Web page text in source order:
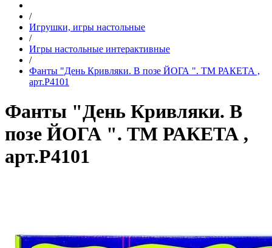
/
Игрушки, игры настольные
/
Игры настольные интерактивные
/
Фанты "День Кривляки. В позе ЙОГА ". ТМ РАКЕТА ,
арт.Р4101
Фанты "День Кривляки. В
позе ЙОГА ". ТМ РАКЕТА ,
арт.Р4101